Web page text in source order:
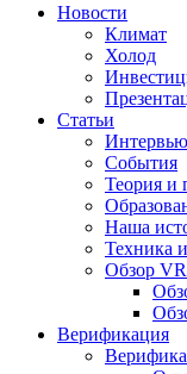
Новости
Климат
Холод
Статьи
Интервью
События
Теория и
Наша
Техника
Обзор
Верификация